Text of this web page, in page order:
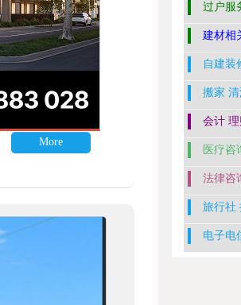
More
过户服
建材相
自建装
搬家
会计
医疗咨
法律咨
旅行社
电子电